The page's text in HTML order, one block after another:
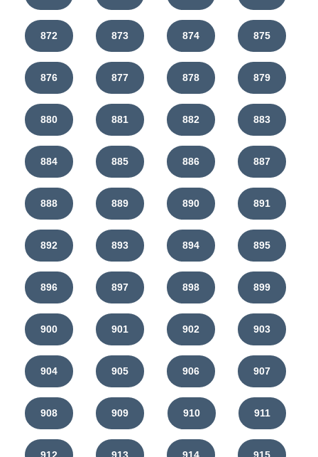
872 873 874 875
876 877 878 879
880 881 882 883
884 885 886 887
888 889 890 891
892 893 894 895
896 897 898 899
900 901 902 903
904 905 906 907
908 909 910 911